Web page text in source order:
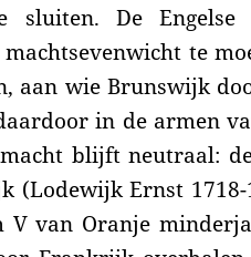
sluiten. De
te
aan wie Brunswijk
in de armen
blijft neutraal: d
(Lodewijk Ernst 1718-
van Oranje